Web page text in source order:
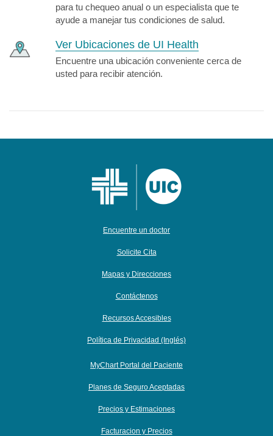
para tu chequeo anual o un especialista que te
ayude a manejar tus condiciones de salud.
Ver Ubicaciones de UI Health
Encuentre una ubicación conveniente cerca de
usted para recibir atención.
Encuentre un doctor
Solicite Cita
Mapas y Direcciones
Contáctenos
Recursos Accesibles
Política de Privacidad (Inglés)
MyChart Portal del Paciente
Planes de Seguro Aceptadas
Precios y Estimaciones
Facturacion y Precios